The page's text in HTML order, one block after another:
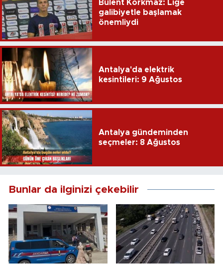
Bülent Korkmaz: Lige
galibiyetle başlamak
önemliydi
Antalya'da elektrik
kesintileri: 9 Ağustos
Antalya gündeminden
seçmeler: 8 Ağustos
Bunlar da ilginizi çekebilir